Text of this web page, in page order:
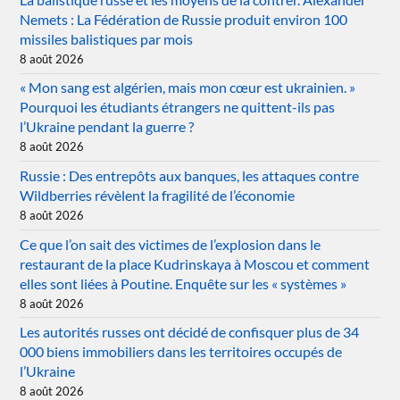
Nemets : La Fédération de Russie produit environ 100
missiles balistiques par mois
8 août 2026
« Mon sang est algérien, mais mon cœur est ukrainien. »
Pourquoi les étudiants étrangers ne quittent-ils pas
l’Ukraine pendant la guerre ?
8 août 2026
Russie : Des entrepôts aux banques, les attaques contre
Wildberries révèlent la fragilité de l’économie
8 août 2026
Ce que l’on sait des victimes de l’explosion dans le
restaurant de la place Kudrinskaya à Moscou et comment
elles sont liées à Poutine. Enquête sur les « systèmes »
8 août 2026
Les autorités russes ont décidé de confisquer plus de 34
000 biens immobiliers dans les territoires occupés de
l’Ukraine
8 août 2026